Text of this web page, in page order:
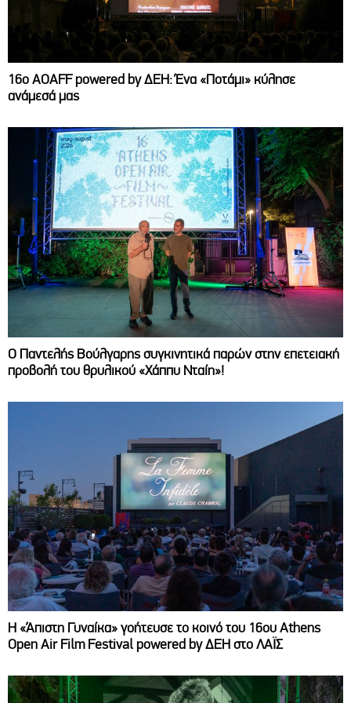
16ο AOAFF powered by ΔΕΗ: Ένα «Ποτάμι» κύλησε
ανάμεσά μας
Ο Παντελής Βούλγαρης συγκινητικά παρών στην επετειακή
προβολή του θρυλικού «Χάππυ Νταίη»!
Η «Άπιστη Γυναίκα» γοήτευσε το κοινό του 16ου Athens
Open Air Film Festival powered by ΔΕΗ στο ΛΑΪΣ